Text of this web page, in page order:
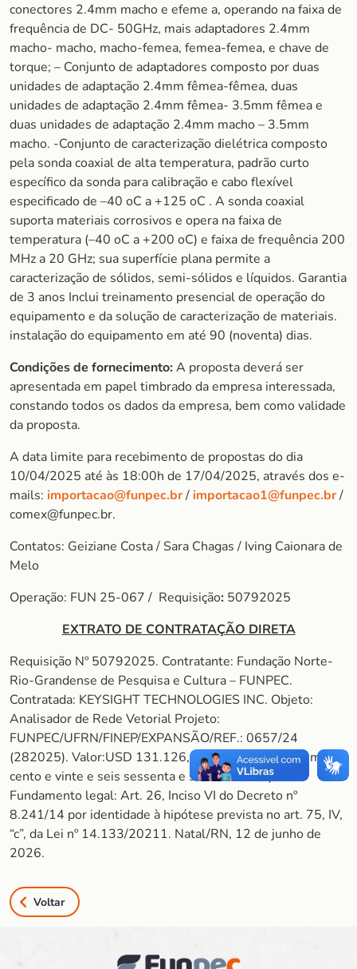
conectores 2.4mm macho e efeme a, operando na faixa de
frequência de DC- 50GHz, mais adaptadores 2.4mm
macho- macho, macho-femea, femea-femea, e chave de
torque; – Conjunto de adaptadores composto por duas
unidades de adaptação 2.4mm fêmea-fêmea, duas
unidades de adaptação 2.4mm fêmea- 3.5mm fêmea e
duas unidades de adaptação 2.4mm macho – 3.5mm
macho. -Conjunto de caracterização dielétrica composto
pela sonda coaxial de alta temperatura, padrão curto
específico da sonda para calibração e cabo flexível
especificado de –40 oC a +125 oC . A sonda coaxial
suporta materiais corrosivos e opera na faixa de
temperatura (–40 oC a +200 oC) e faixa de frequência 200
MHz a 20 GHz; sua superfície plana permite a
caracterização de sólidos, semi-sólidos e líquidos. Garantia
de 3 anos Inclui treinamento presencial de operação do
equipamento e da solução de caracterização de materiais.
instalação do equipamento em até 90 (noventa) dias.
Condições de fornecimento:A proposta deverá ser
apresentada em papel timbrado da empresa interessada,
constando todos os dados da empresa, bem como validade
da proposta.
A data limite para recebimento de propostas do dia
10/04/2025 até às 18:00h de 17/04/2025, através dos e-
mails: importacao@funpec.br/importacao1@funpec.br/
comex@funpec.br.
Contatos: Geiziane Costa / Sara Chagas / Iving Caionara de
Melo
Operação: FUN 25-067 / Requisição: 50792025
EXTRATO DE CONTRATAÇÃO DIRETA
Requisição Nº 50792025. Contratante: Fundação Norte-
Rio-Grandense de Pesquisa e Cultura – FUNPEC.
Contratada: KEYSIGHT TECHNOLOGIES INC. Objeto:
Analisador de Rede Vetorial Projeto:
FUNPEC/UFRN/FINEP/EXPANSÃO/REF.: 0657/24
(282025). Valor:USD 131.126,67 (cento e trinta e um mil,
cento e vinte e seis sessenta e sete centavos).
Fundamento legal: Art. 26, Inciso VI do Decreto nº
8.241/14 por identidade à hipótese prevista no art. 75, IV,
“c”, da Lei nº 14.133/20211. Natal/RN, 12 de junho de
2026.
Voltar